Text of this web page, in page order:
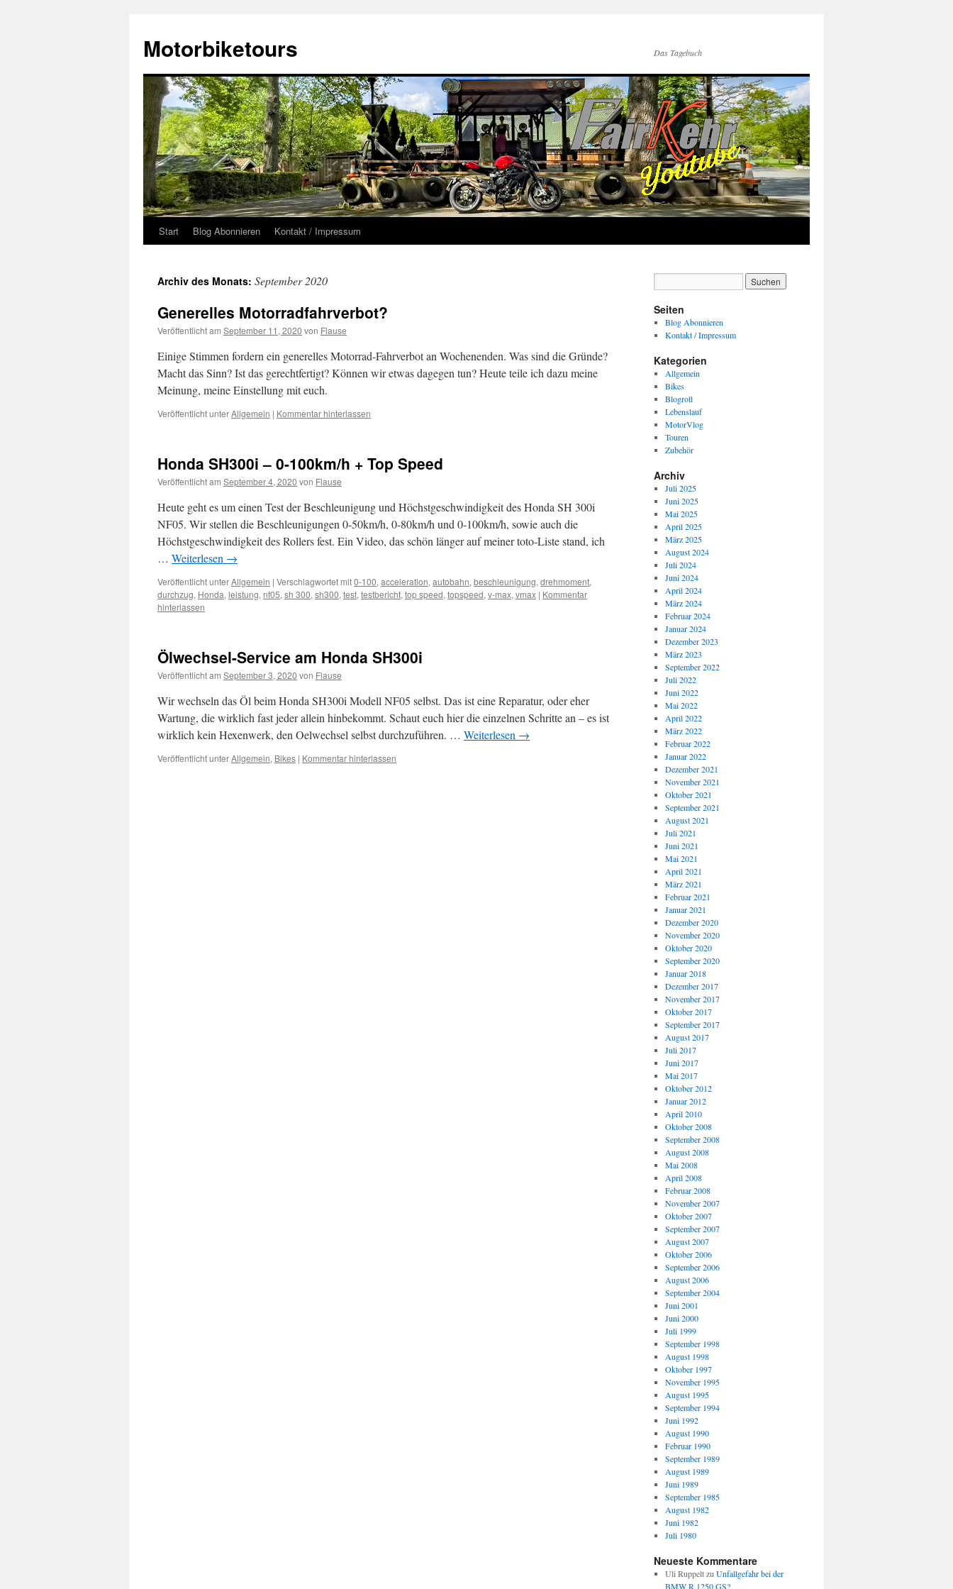
springen
Motorbiketours Das Tagebuch
Start Blog Abonnieren Kontakt / Impressum
Archiv des Monats: September 2020
Generelles Motorradfahrverbot?
Veröffentlicht am September 11, 2020 von Flause
Einige Stimmen fordern ein generelles Motorrad-Fahrverbot an Wochenenden. Was sind die Gründe?
Macht das Sinn? Ist das gerechtfertigt? Können wir etwas dagegen tun? Heute teile ich dazu meine
Meinung, meine Einstellung mit euch.
Veröffentlicht unterAllgemein | Kommentar hinterlassen
Honda SH300i – 0-100km/h + Top Speed
Veröffentlicht am September 4, 2020 von Flause
Heute geht es um einen Test der Beschleunigung und Höchstgeschwindigkeit des Honda SH 300i
NF05. Wir stellen die Beschleunigungen 0-50km/h, 0-80km/h und 0-100km/h, sowie auch die
Höchstgeschwindigkeit des Rollers fest. Ein Video, das schön länger auf meiner toto-Liste stand, ich
… Weiterlesen →
Veröffentlicht unterAllgemein | Verschlagwortet mit0-100, acceleration, autobahn, beschleunigung, drehmoment,
durchzug, Honda, leistung, nf05, sh 300, sh300, test, testbericht, top speed, topspeed, v-max, vmax | Kommentar
hinterlassen
Ölwechsel-Service am Honda SH300i
Veröffentlicht am September 3, 2020 von Flause
Wir wechseln das Öl beim Honda SH300i Modell NF05 selbst. Das ist eine Reparatur, oder eher
Wartung, die wirklich fast jeder allein hinbekommt. Schaut euch hier die einzelnen Schritte an – es ist
wirklich kein Hexenwerk, den Oelwechsel selbst durchzuführen. … Weiterlesen →
Veröffentlicht unterAllgemein, Bikes | Kommentar hinterlassen
Seiten
Blog Abonnieren
Kontakt / Impressum
Kategorien
Allgemein
Bikes
Blogroll
Lebenslauf
MotorVlog
Touren
Zubehör
Archiv
Juli 2025
Juni 2025
Mai 2025
April 2025
März 2025
August 2024
Juli 2024
Juni 2024
April 2024
März 2024
Februar 2024
Januar 2024
Dezember 2023
März 2023
September 2022
Juli 2022
Juni 2022
Mai 2022
April 2022
März 2022
Februar 2022
Januar 2022
Dezember 2021
November 2021
Oktober 2021
September 2021
August 2021
Juli 2021
Juni 2021
Mai 2021
April 2021
März 2021
Februar 2021
Januar 2021
Dezember 2020
November 2020
Oktober 2020
September 2020
Januar 2018
Dezember 2017
November 2017
Oktober 2017
September 2017
August 2017
Juli 2017
Juni 2017
Mai 2017
Oktober 2012
Januar 2012
April 2010
Oktober 2008
September 2008
August 2008
Mai 2008
April 2008
Februar 2008
November 2007
Oktober 2007
September 2007
August 2007
Oktober 2006
September 2006
August 2006
September 2004
Juni 2001
Juni 2000
Juli 1999
September 1998
August 1998
Oktober 1997
November 1995
August 1995
September 1994
Juni 1992
August 1990
Februar 1990
September 1989
August 1989
Juni 1989
September 1985
August 1982
Juni 1982
Juli 1980
Neueste Kommentare
Uli Ruppeltzu Unfallgefahr bei der
BMW R 1250 GS?